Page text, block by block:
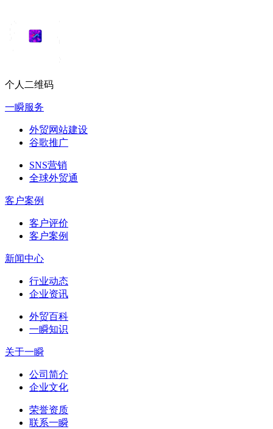
个人二维码
一瞬服务
外贸网站建设
谷歌推广
SNS营销
全球外贸通
客户案例
客户评价
客户案例
新闻中心
行业动态
企业资讯
外贸百科
一瞬知识
关于一瞬
公司简介
企业文化
荣誉资质
联系一瞬